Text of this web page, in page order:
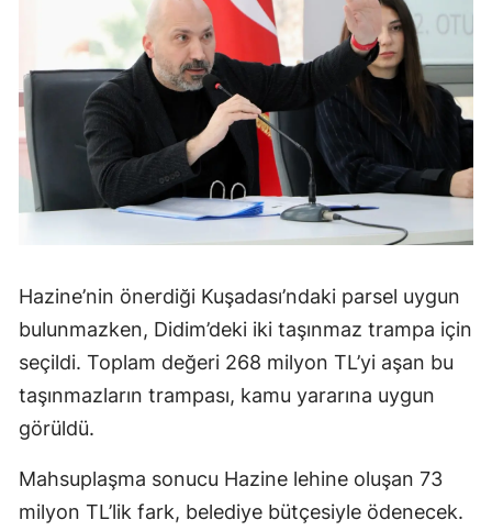
Hazine’nin önerdiği Kuşadası’ndaki parsel uygun
bulunmazken, Didim’deki iki taşınmaz trampa için
seçildi. Toplam değeri 268 milyon TL’yi aşan bu
taşınmazların trampası, kamu yararına uygun
görüldü.
Mahsuplaşma sonucu Hazine lehine oluşan 73
milyon TL’lik fark, belediye bütçesiyle ödenecek.